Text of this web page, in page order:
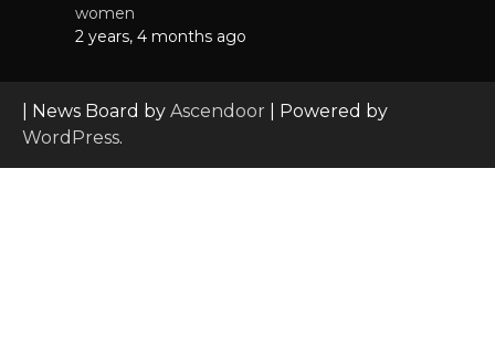
women
2 years, 4 months ago
| News Board by Ascendoor | Powered by
WordPress.